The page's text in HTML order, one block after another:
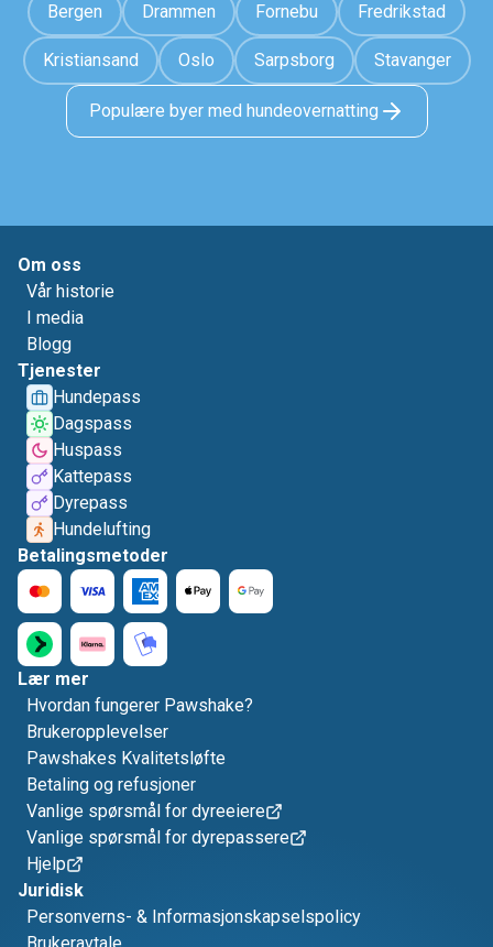
Bergen Drammen Fornebu Fredrikstad
Kristiansand Oslo Sarpsborg Stavanger
Populære byer med hundeovernatting
Om oss
Vår historie
I media
Blogg
Tjenester
Hundepass
Dagspass
Huspass
Kattepass
Dyrepass
Hundelufting
Betalingsmetoder
Lær mer
Hvordan fungerer Pawshake?
Brukeropplevelser
Pawshakes Kvalitetsløfte
Betaling og refusjoner
Vanlige spørsmål for dyreeiere
Vanlige spørsmål for dyrepassere
Hjelp
Juridisk
Personverns- & Informasjonskapselspolicy